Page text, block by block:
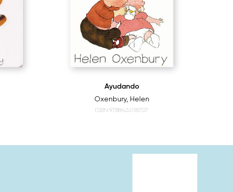
Ayudando
Oxenbury, Helen
ISBN:9788426118707